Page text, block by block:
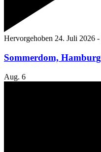
Hervorgehoben 24. Juli 2026 -
Sommerdom, Hamburg
Aug. 6